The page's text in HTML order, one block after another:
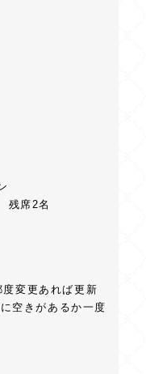
残席2名
変更あれば更新
空きがあるか一度